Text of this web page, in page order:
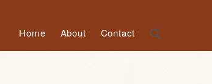
Home About Contact